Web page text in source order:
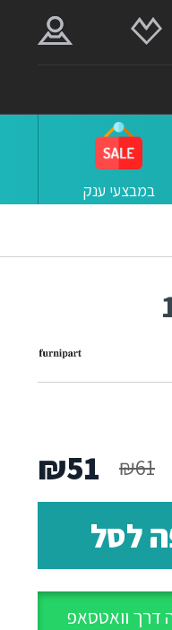
במבצעי ענק
16
₪61
המחיר
המקורי
היה:
₪61.
₪51
לסל
דרך וואטסאפ